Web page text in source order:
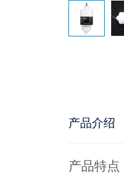
产品介绍
产品特点